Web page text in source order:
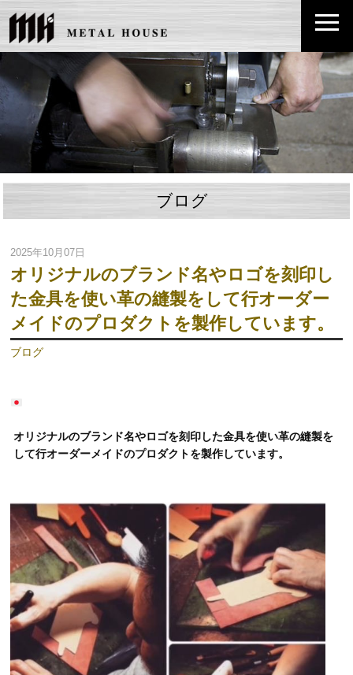
ブログ
2025年10月07日
オリジナルのブランド名やロゴを刻印し
た金具を使い革の縫製をして行オーダー
メイドのプロダクトを製作しています。
ブログ
オリジナルのブランド名やロゴを刻印した金具を使い革の縫製を
して行オーダーメイドのプロダクトを製作しています。
動
画
プ
レ
ー
ヤ
ー